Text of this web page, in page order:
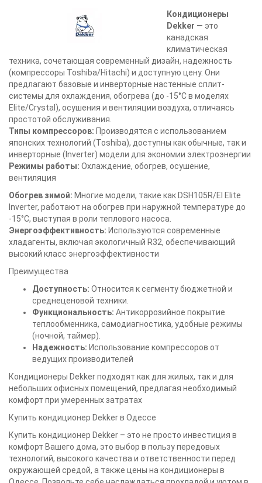
Кондиционеры
Dekker — это
канадская
климатическая
техника, сочетающая современный дизайн, надежность
(компрессоры Toshiba/Hitachi) и доступную цену. Они
предлагают базовые и инверторные настенные сплит-
системы для охлаждения, обогрева (до -15°C в моделях
Elite/Crystal), осушения и вентиляции воздуха, отличаясь
простотой обслуживания.
Типы компрессоров: Производятся с использованием
японских технологий (Toshiba), доступны как обычные, так и
инверторные (Inverter) модели для экономии электроэнергии
Режимы работы: Охлаждение, обогрев, осушение,
вентиляция
Обогрев зимой: Многие модели, такие как DSH105R/EI Elite
Inverter, работают на обогрев при наружной температуре до
-15°C, выступая в роли теплового насоса.
Энергоэффективность: Используются современные
хладагенты, включая экологичный R32, обеспечивающий
высокий класс энергоэффективности
Преимущества
Доступность: Относится к сегменту бюджетной и
среднеценовой техники.
Функциональность: Антикоррозийное покрытие
теплообменника, самодиагностика, удобные режимы
(ночной, таймер).
Надежность: Использование компрессоров от
ведущих производителей
Кондиционеры Dekker подходят как для жилых, так и для
небольших офисных помещений, предлагая необходимый
комфорт при умеренных затратах
Купить кондиционер Dekker в Одессе
Купить кондиционер Dekker – это не просто инвестиция в
комфорт Вашего дома, это выбор в пользу передовых
технологий, высокого качества и ответственности перед
окружающей средой, а также цены на кондиционеры в